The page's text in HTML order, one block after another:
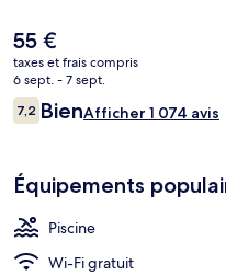
personnel attentionné.
Le
prix
actuel
est
de
55 €
taxes et frais compris
6 sept. - 7 sept.
Avis
voyageurs
7,27,2 sur 10
BienAfficher 1 074 avis
Équipements
Piscine
Wi-Fi gratuit